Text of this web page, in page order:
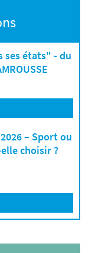
ses états" - du
– Sport ou
choisir ?